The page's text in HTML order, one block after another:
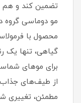
تضمین کند و هم
مو دوماسی گروه
محصول با
گیاهی، تنها یک
برای موهای
از طیف‌های جذاب
مطمئن، تغییری